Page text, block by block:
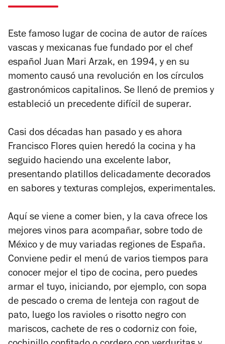
Este famoso lugar de cocina de autor de raíces
vascas y mexicanas fue fundado por el chef
español Juan Mari Arzak, en 1994, y en su
momento causó una revolución en los círculos
gastronómicos capitalinos. Se llenó de premios y
estableció un precedente difícil de superar.
Casi dos décadas han pasado y es ahora
Francisco Flores quien heredó la cocina y ha
seguido haciendo una excelente labor,
presentando platillos delicadamente decorados
en sabores y texturas complejos, experimentales.
Aquí se viene a comer bien, y la cava ofrece los
mejores vinos para acompañar, sobre todo de
México y de muy variadas regiones de España.
Conviene pedir el menú de varios tiempos para
conocer mejor el tipo de cocina, pero puedes
armar el tuyo, iniciando, por ejemplo, con sopa
de pescado o crema de lenteja con ragout de
pato, luego los ravioles o risotto negro con
mariscos, cachete de res o codorniz con foie,